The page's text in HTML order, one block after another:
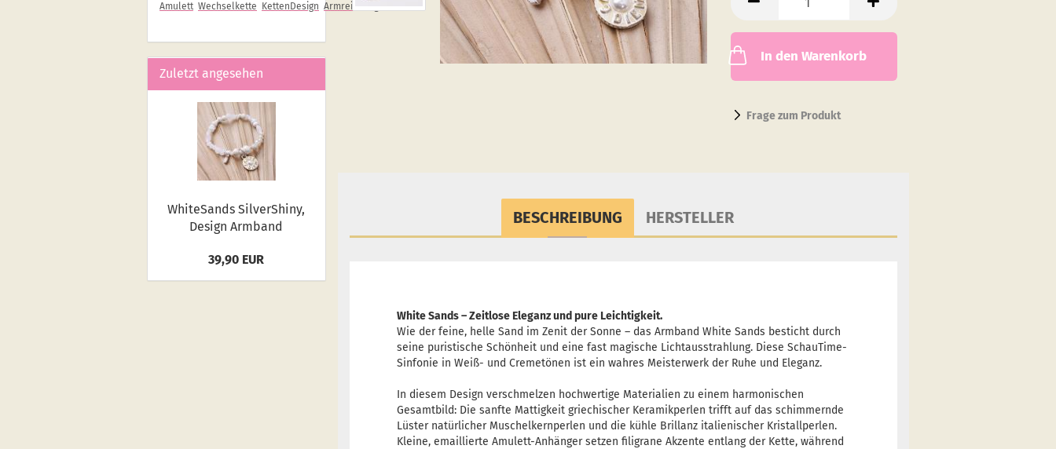
In den Warenkorb
Frage zum Produkt
BESCHREIBUNG HERSTELLER
White Sands – Zeitlose Eleganz und pure Leichtigkeit.
Wie der feine, helle Sand im Zenit der Sonne – das Armband White Sands besticht durch
seine puristische Schönheit und eine fast magische Lichtausstrahlung. Diese SchauTime-
Sinfonie in Weiß- und Cremetönen ist ein wahres Meisterwerk der Ruhe und Eleganz.
In diesem Design verschmelzen hochwertige Materialien zu einem harmonischen
Gesamtbild: Die sanfte Mattigkeit griechischer Keramikperlen trifft auf das schimmernde
Lüster natürlicher Muschelkernperlen und die kühle Brillanz italienischer Kristallperlen.
Kleine, emaillierte Amulett-Anhänger setzen filigrane Akzente entlang der Kette, während
Amulett Wechselkette KettenDesign Armreif
Zuletzt angesehen
White­Sands Sil­verS­hiny,
De­sign Arm­band
39,90 EUR